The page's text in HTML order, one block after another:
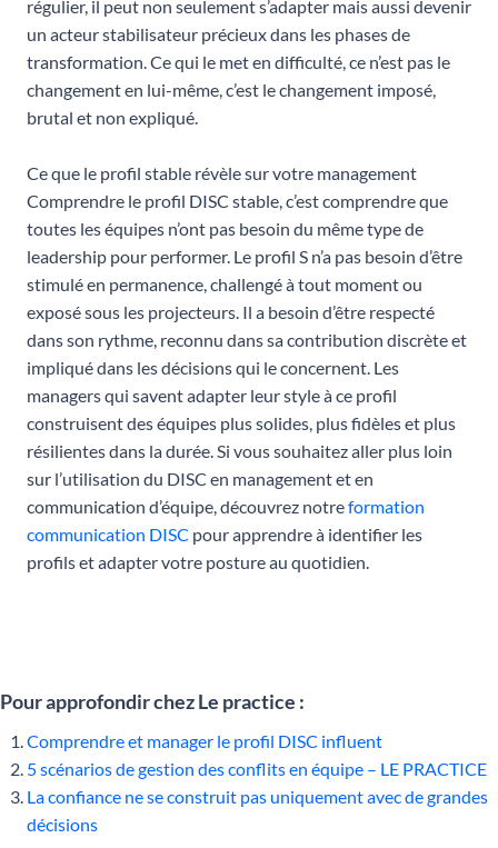
régulier, il peut non seulement s’adapter mais aussi devenir
un acteur stabilisateur précieux dans les phases de
transformation. Ce qui le met en difficulté, ce n’est pas le
changement en lui-même, c’est le changement imposé,
brutal et non expliqué.
Ce que le profil stable révèle sur votre management
Comprendre le profil DISC stable, c’est comprendre que
toutes les équipes n’ont pas besoin du même type de
leadership pour performer. Le profil S n’a pas besoin d’être
stimulé en permanence, challengé à tout moment ou
exposé sous les projecteurs. Il a besoin d’être respecté
dans son rythme, reconnu dans sa contribution discrète et
impliqué dans les décisions qui le concernent. Les
managers qui savent adapter leur style à ce profil
construisent des équipes plus solides, plus fidèles et plus
résilientes dans la durée. Si vous souhaitez aller plus loin
sur l’utilisation du DISC en management et en
communication d’équipe, découvrez notreformation
communication DISC pour apprendre à identifier les
profils et adapter votre posture au quotidien.
Pour approfondir chez Le practice :
Comprendre et manager le profil DISC influent
5 scénarios de gestion des conflits en équipe – LE PRACTICE
La confiance ne se construit pas uniquement avec de grandes
décisions